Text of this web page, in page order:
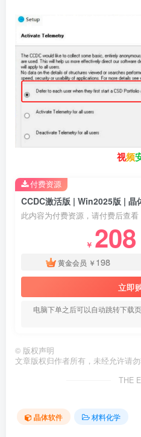
视频
此内容为付费资源，请付费后查看
￥ 208
黄金会员 ￥ 198
立即
电脑下单之后可以自动跳转下载
付费资源
© 版权声明
文章版权归作者所有，未经允许请勿
THE
晶体软件 材料化学